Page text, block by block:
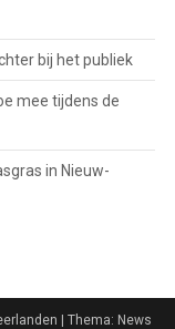
bij het publiek
mee tijdens de
in Nieuw-
Thema: News